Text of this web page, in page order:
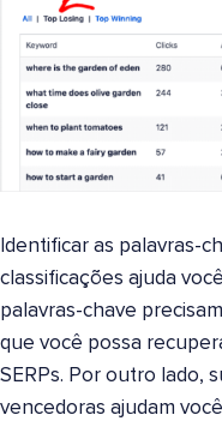
Identificar as palavras-
classificações ajuda
palavras-chave
que você possa
SERPs. Por outro lado,
vencedoras ajudam